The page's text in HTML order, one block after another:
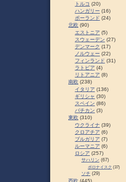
トルコ (20)
ハンガリー (16)
ポーランド (24)
北欧 (90)
エストニア (5)
スウェーデン (27)
デンマーク (17)
ノルウェー (22)
フィンランド (31)
ラトビア (4)
リトアニア (8)
南欧 (238)
イタリア (136)
ギリシャ (30)
スペイン (86)
バチカン (3)
東欧 (310)
ウクライナ (39)
クロアチア (6)
ブルガリア (7)
ルーマニア (6)
ロシア (257)
サハリン (67)
ポロナイスク (37)
ソチ (29)
西欧 (445)